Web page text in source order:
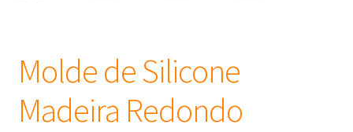
Molde de Silicone
Madeira Redondo